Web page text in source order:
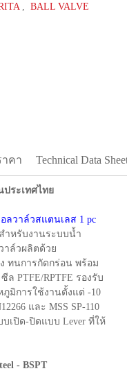
, BALL VALVE
คา Technical Data
ประเทศไทย
อลวาล์วสแตนเลส 1 pc
สำหรับงานระบบน้ำ
าล์วผลิตด้วย
ง ทนการกัดกร่อน พร้อม
ล PTFE/RPTFE รองรับ
ภูมิการใช้งานตั้งแต่ -10
และ MSS SP-110
เปิด-ปิดแบบ Lever ที่ให้
- BSPT